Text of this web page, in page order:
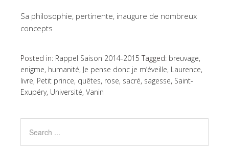
Sa philosophie, pertinente, inaugure de nombreux
concepts
Posted in: Rappel Saison 2014-2015 Tagged: breuvage,
enigme, humanité, Je pense donc je m’éveille, Laurence,
livre, Petit prince, quêtes, rose, sacré, sagesse, Saint-
Exupéry, Université, Vanin